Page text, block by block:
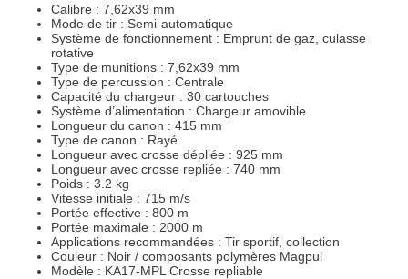
Calibre : 7,62x39 mm
Mode de tir : Semi-automatique
Système de fonctionnement : Emprunt de gaz, culasse
rotative
Type de munitions : 7,62x39 mm
Type de percussion : Centrale
Capacité du chargeur : 30 cartouches
Système d’alimentation : Chargeur amovible
Longueur du canon : 415 mm
Type de canon : Rayé
Longueur avec crosse dépliée : 925 mm
Longueur avec crosse repliée : 740 mm
Poids : 3.2 kg
Vitesse initiale : 715 m/s
Portée effective : 800 m
Portée maximale : 2000 m
Applications recommandées : Tir sportif, collection
Couleur : Noir / composants polymères Magpul
Modèle : KA17-MPL Crosse repliable